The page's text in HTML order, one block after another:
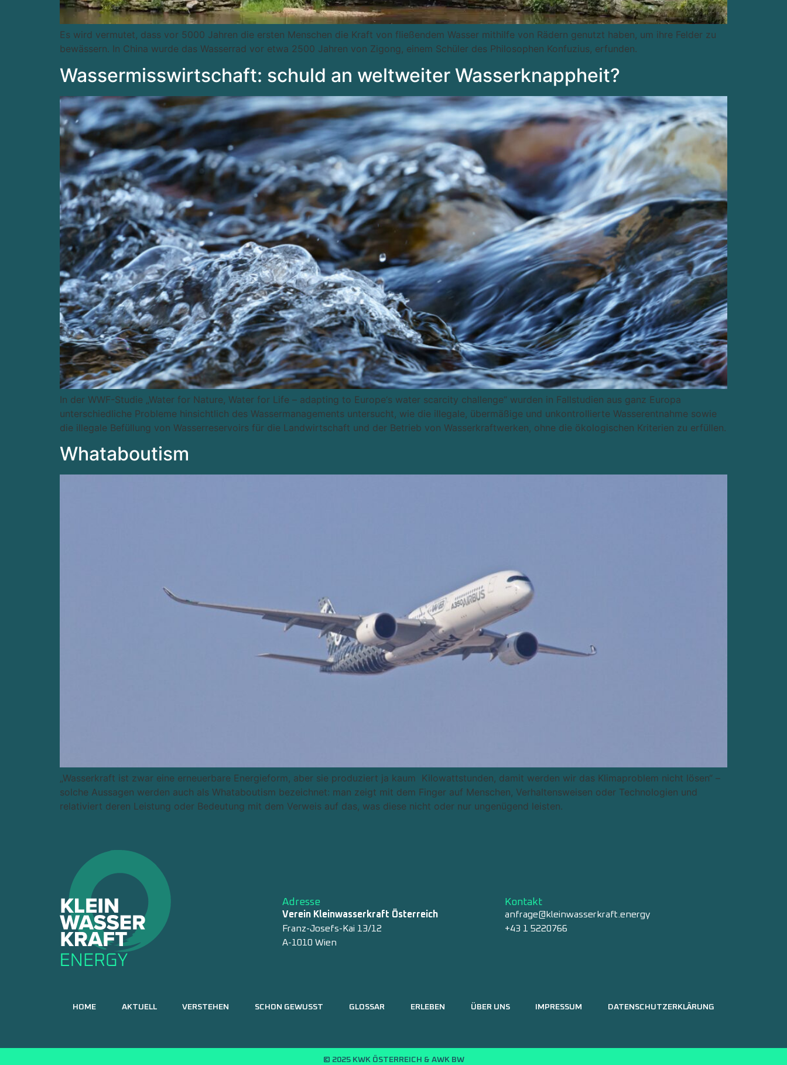
Es wird vermutet, dass vor 5000 Jahren die ersten Menschen die Kraft von fließendem Wasser mithilfe von Rädern genutzt haben, um ihre Felder zu
bewässern. In China wurde das Wasserrad vor etwa 2500 Jahren von Zigong, einem Schüler des Philosophen Konfuzius, erfunden.
Wassermisswirtschaft: schuld an weltweiter Wasserknappheit?
In der WWF-Studie „Water for Nature, Water for Life – adapting to Europe‘s water scarcity challenge“ wurden in Fallstudien aus ganz Europa
unterschiedliche Probleme hinsichtlich des Wassermanagements untersucht, wie die illegale, übermäßige und unkontrollierte Wasserentnahme sowie
die illegale Befüllung von Wasserreservoirs für die Landwirtschaft und der Betrieb von Wasserkraftwerken, ohne die ökologischen Kriterien zu erfüllen.
Whataboutism
„Wasserkraft ist zwar eine erneuerbare Energieform, aber sie produziert ja kaum Kilowattstunden, damit werden wir das Klimaproblem nicht lösen“ –
solche Aussagen werden auch als Whataboutism bezeichnet: man zeigt mit dem Finger auf Menschen, Verhaltensweisen oder Technologien und
relativiert deren Leistung oder Bedeutung mit dem Verweis auf das, was diese nicht oder nur ungenügend leisten.
Adresse
Verein Kleinwasserkraft Österreich
Franz-Josefs-Kai 13/12
A-1010 Wien
Kontakt
anfrage@kleinwasserkraft.energy
+43 1 5220766
HOME AKTUELL VERSTEHEN SCHON GEWUSST GLOSSAR ERLEBEN ÜBER UNS IMPRESSUM DATENSCHUTZERKLÄRUNG
© 2025 KWK ÖSTERREICH & AWK BW